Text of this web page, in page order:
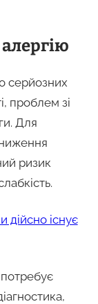
серйозних
проблем зі
Для
ризик
дійсно існує